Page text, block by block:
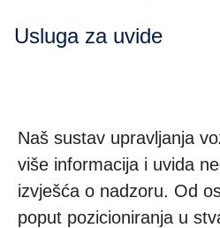
Usluga za uvide
Naš sustav upravljanja
više informacija i uvida
izvješća o nadzoru. Od
poput pozicioniranja u